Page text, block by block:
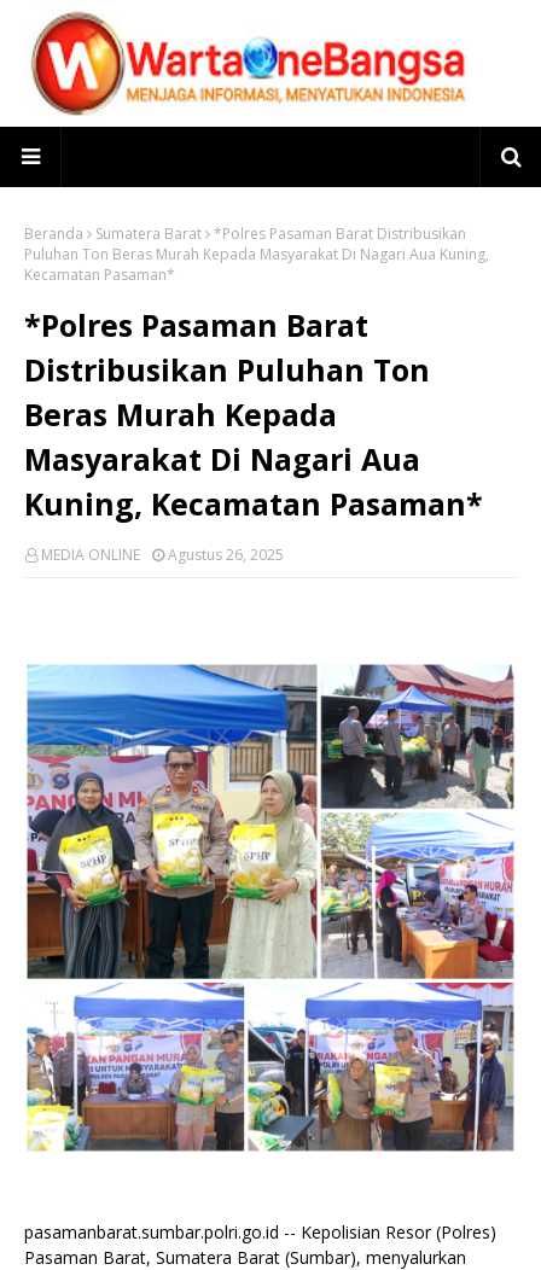
Beranda Sumatera Barat *Polres Pasaman Barat Distribusikan
Puluhan Ton Beras Murah Kepada Masyarakat Di Nagari Aua Kuning,
Kecamatan Pasaman*
*Polres Pasaman Barat
Distribusikan Puluhan Ton
Beras Murah Kepada
Masyarakat Di Nagari Aua
Kuning, Kecamatan Pasaman*
MEDIA ONLINE Agustus 26, 2025
pasamanbarat.sumbar.polri.go.id -- Kepolisian Resor (Polres)
Pasaman Barat, Sumatera Barat (Sumbar), menyalurkan